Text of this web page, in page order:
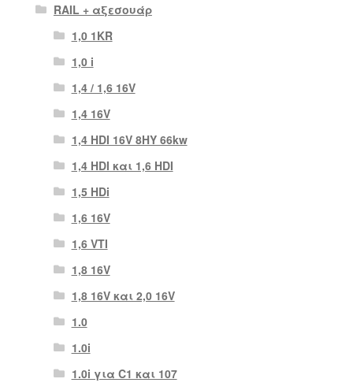
RAIL + αξεσουάρ
1,0 1KR
1,0 i
1,4 / 1,6 16V
1,4 16V
1,4 HDI 16V 8HY 66kw
1,4 HDI και 1,6 HDI
1,5 HDi
1,6 16V
1,6 VTI
1,8 16V
1,8 16V και 2,0 16V
1.0
1.0i
1.0i για C1 και 107